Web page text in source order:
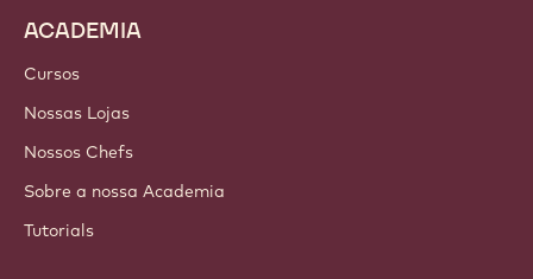
ACADEMIA
Cursos
Nossas Lojas
Nossos Chefs
Sobre a nossa Academia
Tutorials